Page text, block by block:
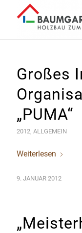
Großes
„PUMA“
2012, ALLGEMEIN
Weiterlesen
9. JANUAR 2012